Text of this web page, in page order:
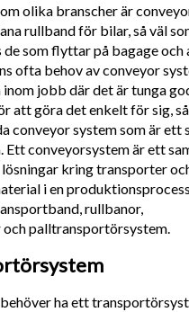
olika branscher är
rullband för bilar, så väl
som flyttar på bagage och
ofta behov av conveyor
jobb där det är tunga
att göra det enkelt för sig,
conveyor system som är ett
conveyorsystem är ett
kring transporter
i en
rullbanor,
palltransportörsystem.
ha ett